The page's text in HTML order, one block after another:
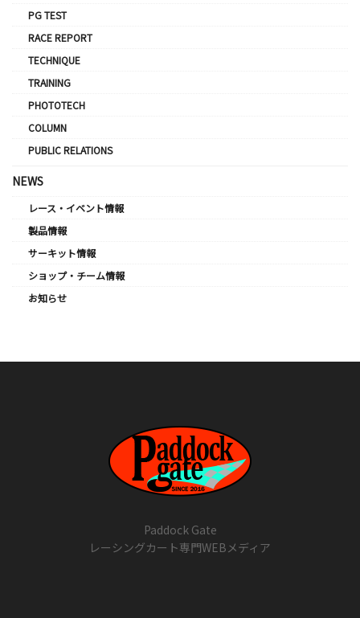
PG TEST
RACE REPORT
TECHNIQUE
TRAINING
PHOTOTECH
COLUMN
PUBLIC RELATIONS
NEWS
レース・イベント情報
製品情報
サーキット情報
ショップ・チーム情報
お知らせ
Paddock Gate
レーシングカート専門WEBメディア